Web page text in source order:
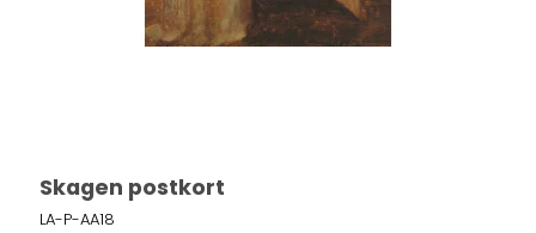
Skagen postkort
LA-P-AA18